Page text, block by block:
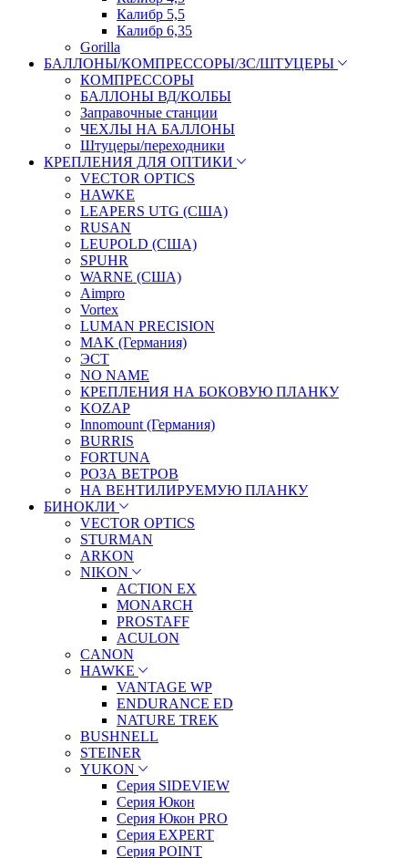
Калибр 5,5
Калибр 6,35
Gorilla
БАЛЛОНЫ/КОМПРЕССОРЫ/ЗС/ШТУЦЕРЫ
КОМПРЕССОРЫ
БАЛЛОНЫ ВД/КОЛБЫ
Заправочные станции
ЧЕХЛЫ НА БАЛЛОНЫ
Штуцеры/переходники
КРЕПЛЕНИЯ ДЛЯ ОПТИКИ
VECTOR OPTICS
HAWKE
LEAPERS UTG (США)
RUSAN
LEUPOLD (США)
SPUHR
WARNE (США)
Aimpro
Vortex
LUMAN PRECISION
MAK (Германия)
ЭСТ
NO NAME
КРЕПЛЕНИЯ НА БОКОВУЮ ПЛАНКУ
KOZAP
Innomount (Германия)
BURRIS
FORTUNA
РОЗА ВЕТРОВ
НА ВЕНТИЛИРУЕМУЮ ПЛАНКУ
БИНОКЛИ
VECTOR OPTICS
STURMAN
ARKON
NIKON
ACTION EX
MONARCH
PROSTAFF
ACULON
CANON
HAWKE
VANTAGE WP
ENDURANCE ED
NATURE TREK
BUSHNELL
STEINER
YUKON
Серия SIDEVIEW
Серия Юкон
Серия Юкон PRO
Серия EXPERT
Серия POINT